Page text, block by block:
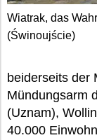
Wiatrak, das
(Świnoujście)
beiderseits der
Mündungsarm
(Uznam),
40.000